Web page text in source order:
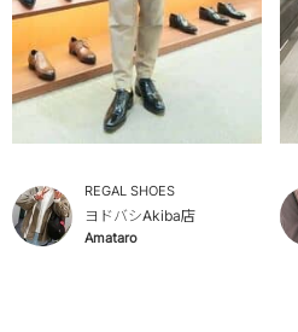
REGAL SHOES
ヨドバシAkiba店
Amataro